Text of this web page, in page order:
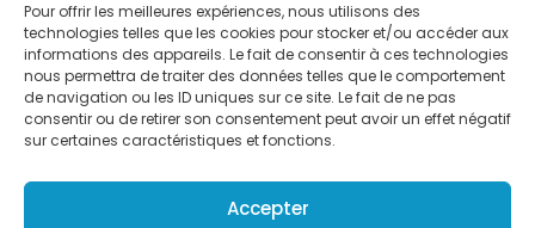
Pour offrir les meilleures expériences, nous utilisons des
technologies telles que les cookies pour stocker et/ou accéder aux
informations des appareils. Le fait de consentir à ces technologies
nous permettra de traiter des données telles que le comportement
de navigation ou les ID uniques sur ce site. Le fait de ne pas
consentir ou de retirer son consentement peut avoir un effet négatif
sur certaines caractéristiques et fonctions.
Accepter